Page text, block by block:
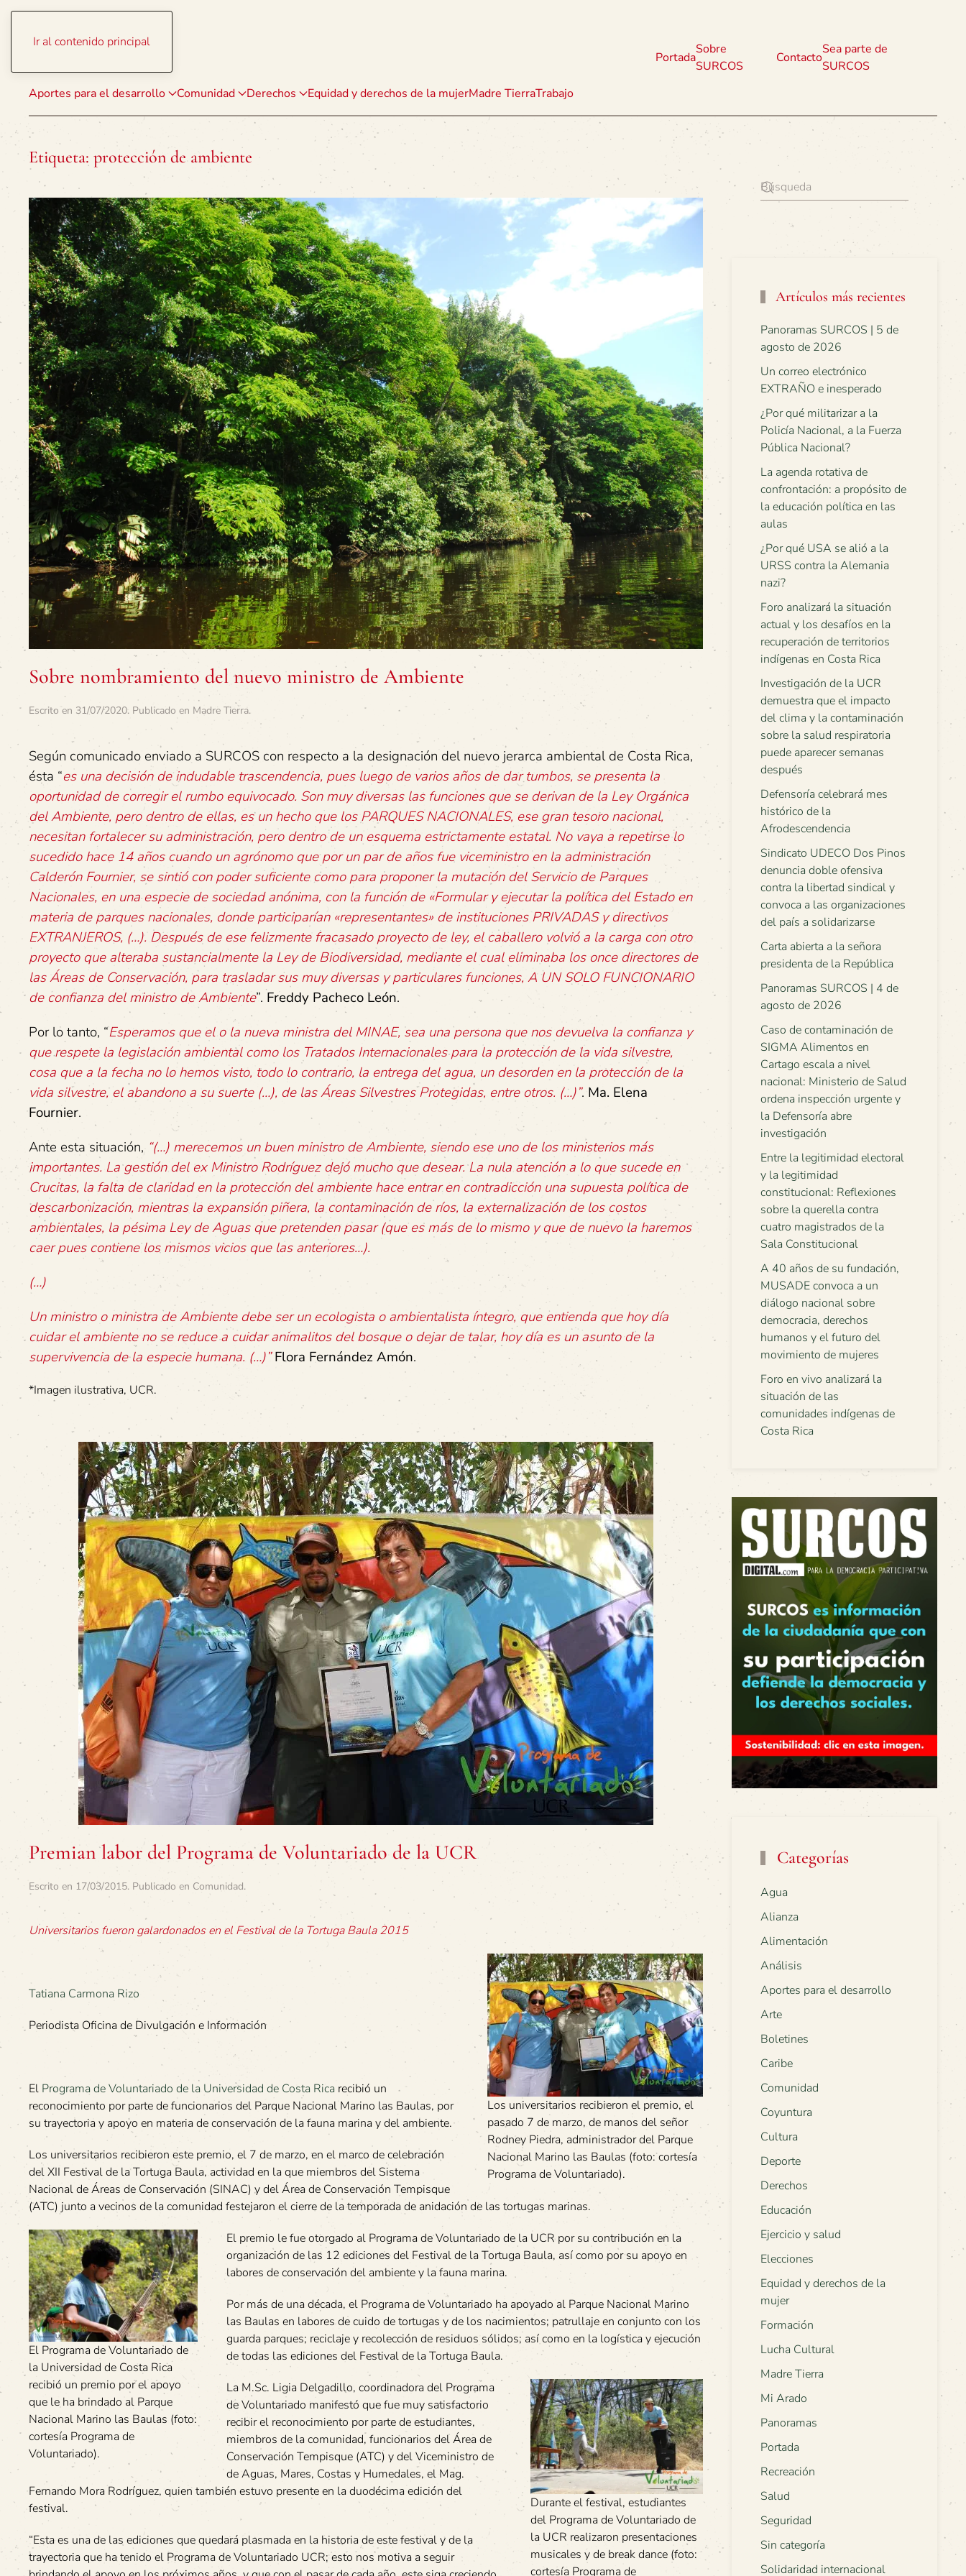
Ir al contenido principal
Aportes para el desarrollo Comunidad Derechos Equidad y derechos de la mujerMadre TierraTrabajo
Portada
Sobre
SURCOS
Contacto
Sea parte de
SURCOS
Etiqueta: protección de ambiente
Sobre nombramiento del nuevo ministro de Ambiente
Escrito en 31/07/2020. Publicado en Madre Tierra.
Según comunicado enviado a SURCOS con respecto a la designación del nuevo jerarca ambiental de Costa Rica,
ésta “es una decisión de indudable trascendencia, pues luego de varios años de dar tumbos, se presenta la
oportunidad de corregir el rumbo equivocado. Son muy diversas las funciones que se derivan de la Ley Orgánica
del Ambiente, pero dentro de ellas, es un hecho que los PARQUES NACIONALES, ese gran tesoro nacional,
necesitan fortalecer su administración, pero dentro de un esquema estrictamente estatal. No vaya a repetirse lo
sucedido hace 14 años cuando un agrónomo que por un par de años fue viceministro en la administración
Calderón Fournier, se sintió con poder suficiente como para proponer la mutación del Servicio de Parques
Nacionales, en una especie de sociedad anónima, con la función de «Formular y ejecutar la política del Estado en
materia de parques nacionales, donde participarían «representantes» de instituciones PRIVADAS y directivos
EXTRANJEROS, (…). Después de ese felizmente fracasado proyecto de ley, el caballero volvió a la carga con otro
proyecto que alteraba sustancialmente la Ley de Biodiversidad, mediante el cual eliminaba los once directores de
las Áreas de Conservación, para trasladar sus muy diversas y particulares funciones, A UN SOLO FUNCIONARIO
de confianza del ministro de Ambiente”. Freddy Pacheco León.
Por lo tanto, “Esperamos que el o la nueva ministra del MINAE, sea una persona que nos devuelva la confianza y
que respete la legislación ambiental como los Tratados Internacionales para la protección de la vida silvestre,
cosa que a la fecha no lo hemos visto, todo lo contrario, la entrega del agua, un desorden en la protección de la
vida silvestre, el abandono a su suerte (…), de las Áreas Silvestres Protegidas, entre otros. (…)”. Ma. Elena
Fournier.
Ante esta situación, “(…) merecemos un buen ministro de Ambiente, siendo ese uno de los ministerios más
importantes. La gestión del ex Ministro Rodríguez dejó mucho que desear. La nula atención a lo que sucede en
Crucitas, la falta de claridad en la protección del ambiente hace entrar en contradicción una supuesta política de
descarbonización, mientras la expansión piñera, la contaminación de ríos, la externalización de los costos
ambientales, la pésima Ley de Aguas que pretenden pasar (que es más de lo mismo y que de nuevo la haremos
caer pues contiene los mismos vicios que las anteriores…).
(…)
Un ministro o ministra de Ambiente debe ser un ecologista o ambientalista íntegro, que entienda que hoy día
cuidar el ambiente no se reduce a cuidar animalitos del bosque o dejar de talar, hoy día es un asunto de la
supervivencia de la especie humana. (…)” Flora Fernández Amón.
*Imagen ilustrativa, UCR.
Premian labor del Programa de Voluntariado de la UCR
Escrito en 17/03/2015. Publicado en Comunidad.
Universitarios fueron galardonados en el Festival de la Tortuga Baula 2015
Los universitarios recibieron el premio, el
pasado 7 de marzo, de manos del señor
Rodney Piedra, administrador del Parque
Nacional Marino las Baulas (foto: cortesía
Programa de Voluntariado).
Tatiana Carmona Rizo
Periodista Oficina de Divulgación e Información
El Programa de Voluntariado de la Universidad de Costa Rica recibió un
reconocimiento por parte de funcionarios del Parque Nacional Marino las Baulas, por
su trayectoria y apoyo en materia de conservación de la fauna marina y del ambiente.
Los universitarios recibieron este premio, el 7 de marzo, en el marco de celebración
del XII Festival de la Tortuga Baula, actividad en la que miembros del Sistema
Nacional de Áreas de Conservación (SINAC) y del Área de Conservación Tempisque
(ATC) junto a vecinos de la comunidad festejaron el cierre de la temporada de anidación de las tortugas marinas.
El Programa de Voluntariado de
la Universidad de Costa Rica
recibió un premio por el apoyo
que le ha brindado al Parque
Nacional Marino las Baulas (foto:
cortesía Programa de
Voluntariado).
El premio le fue otorgado al Programa de Voluntariado de la UCR por su contribución en la
organización de las 12 ediciones del Festival de la Tortuga Baula, así como por su apoyo en
labores de conservación del ambiente y la fauna marina.
Por más de una década, el Programa de Voluntariado ha apoyado al Parque Nacional Marino
las Baulas en labores de cuido de tortugas y de los nacimientos; patrullaje en conjunto con los
guarda parques; reciclaje y recolección de residuos sólidos; así como en la logística y ejecución
de todas las ediciones del Festival de la Tortuga Baula.
Durante el festival, estudiantes
del Programa de Voluntariado de
la UCR realizaron presentaciones
musicales y de break dance (foto:
cortesía Programa de
La M.Sc. Ligia Delgadillo, coordinadora del Programa
de Voluntariado manifestó que fue muy satisfactorio
recibir el reconocimiento por parte de estudiantes,
miembros de la comunidad, funcionarios del Área de
Conservación Tempisque (ATC) y del Viceministro de
de Aguas, Mares, Costas y Humedales, el Mag.
Fernando Mora Rodríguez, quien también estuvo presente en la duodécima edición del
festival.
“Esta es una de las ediciones que quedará plasmada en la historia de este festival y de la
trayectoria que ha tenido el Programa de Voluntariado UCR; esto nos motiva a seguir
Artículos más recientes
Panoramas SURCOS | 5 de
agosto de 2026
Un correo electrónico
EXTRAÑO e inesperado
¿Por qué militarizar a la
Policía Nacional, a la Fuerza
Pública Nacional?
La agenda rotativa de
confrontación: a propósito de
la educación política en las
aulas
¿Por qué USA se alió a la
URSS contra la Alemania
nazi?
Foro analizará la situación
actual y los desafíos en la
recuperación de territorios
indígenas en Costa Rica
Investigación de la UCR
demuestra que el impacto
del clima y la contaminación
sobre la salud respiratoria
puede aparecer semanas
después
Defensoría celebrará mes
histórico de la
Afrodescendencia
Sindicato UDECO Dos Pinos
denuncia doble ofensiva
contra la libertad sindical y
convoca a las organizaciones
del país a solidarizarse
Carta abierta a la señora
presidenta de la República
Panoramas SURCOS | 4 de
agosto de 2026
Caso de contaminación de
SIGMA Alimentos en
Cartago escala a nivel
nacional: Ministerio de Salud
ordena inspección urgente y
la Defensoría abre
investigación
Entre la legitimidad electoral
y la legitimidad
constitucional: Reflexiones
sobre la querella contra
cuatro magistrados de la
Sala Constitucional
A 40 años de su fundación,
MUSADE convoca a un
diálogo nacional sobre
democracia, derechos
humanos y el futuro del
movimiento de mujeres
Foro en vivo analizará la
situación de las
comunidades indígenas de
Costa Rica
Categorías
Agua
Alianza
Alimentación
Análisis
Aportes para el desarrollo
Arte
Boletines
Caribe
Comunidad
Coyuntura
Cultura
Deporte
Derechos
Educación
Ejercicio y salud
Elecciones
Equidad y derechos de la
mujer
Formación
Lucha Cultural
Madre Tierra
Mi Arado
Panoramas
Portada
Recreación
Salud
Seguridad
Sin categoría
Solidaridad internacional